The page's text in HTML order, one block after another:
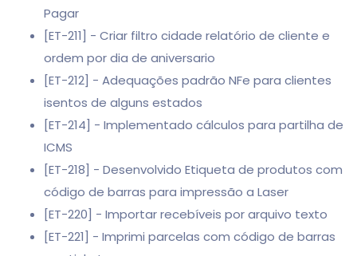
Pagar
[ET-211] - Criar filtro cidade relatório de cliente e
ordem por dia de aniversario
[ET-212] - Adequações padrão NFe para clientes
isentos de alguns estados
[ET-214] - Implementado cálculos para partilha de
ICMS
[ET-218] - Desenvolvido Etiqueta de produtos com
código de barras para impressão a Laser
[ET-220] - Importar recebíveis por arquivo texto
[ET-221] - Imprimi parcelas com código de barras